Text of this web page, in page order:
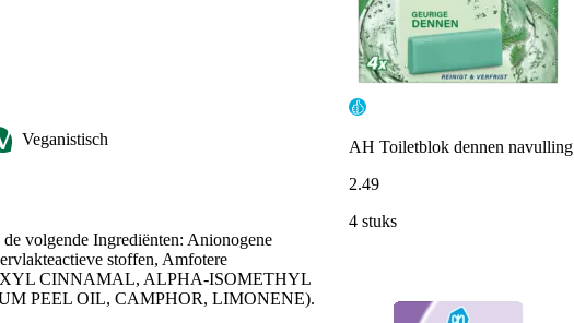
Veganistisch
volgende Ingrediënten: Anionogene
stoffen, Amfotere
CINNAMAL, ALPHA-ISOMETHYL
PEEL OIL, CAMPHOR, LIMONENE).
AH Toiletblok dennen navulling
2.49
4 stuks